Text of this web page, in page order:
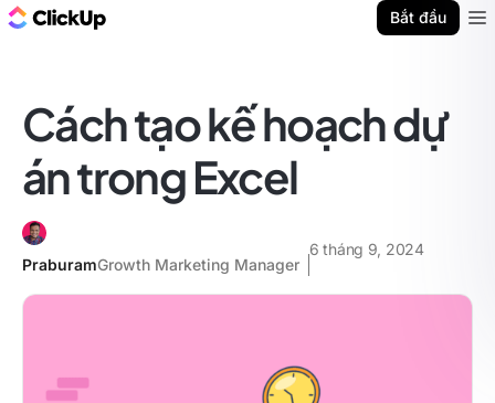
Bắt đầu
Cách tạo kế hoạch dự
án trong Excel
PraburamGrowth Marketing Manager
6 tháng 9, 2024